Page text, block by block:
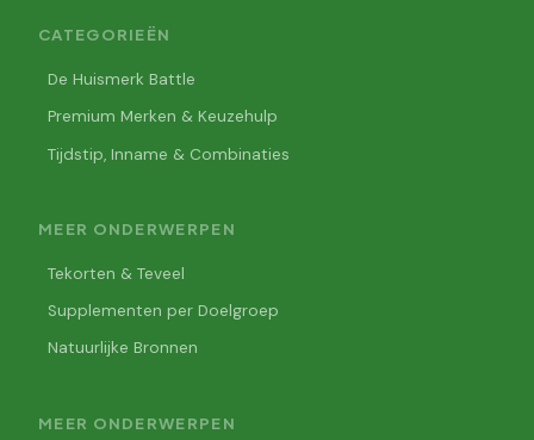
CATEGORIEËN
De Huismerk Battle
Premium Merken & Keuzehulp
Tijdstip, Inname & Combinaties
MEER ONDERWERPEN
Tekorten & Teveel
Supplementen per Doelgroep
Natuurlijke Bronnen
MEER ONDERWERPEN